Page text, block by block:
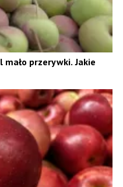
mało przerywki. Jakie